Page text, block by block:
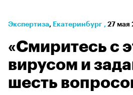
Экспертиза⁠, Екатеринбург , 27 мая
«Смиритесь с
вирусом и
шесть